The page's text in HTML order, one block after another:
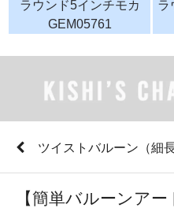
ラウンド5インチモカ
GEM05761
ラ
ツイストバルーン（細
【簡単バルーンア